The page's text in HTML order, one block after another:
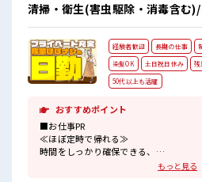
清掃・衛生(害虫駆除・消毒含む
経験者歓迎 長期の仕事
染髪OK
土日祝日休み 残
50代以上も活躍
おすすめポイント
■お仕事PR
≪ほぼ定時で帰れる≫
時間をしっかり確保できる、
もっと見る